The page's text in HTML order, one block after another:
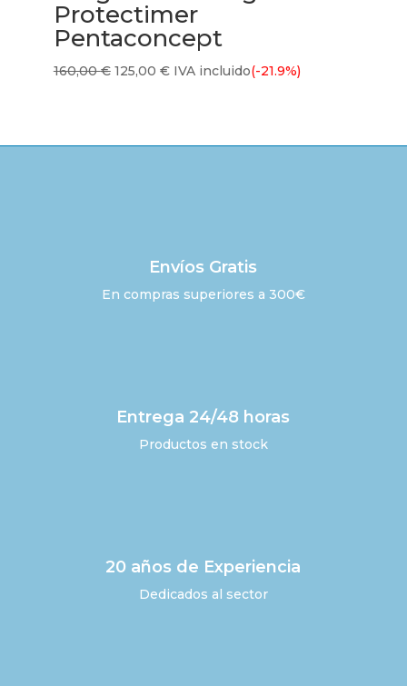
Protectimer
Pentaconcept
160,00€ El
125,00 €ElIVA incluido(-21.9%)
Envíos Gratis
En compras superiores a 300€
Entrega 24/48 horas
Productos en stock
20 años de Experiencia
Dedicados al sector